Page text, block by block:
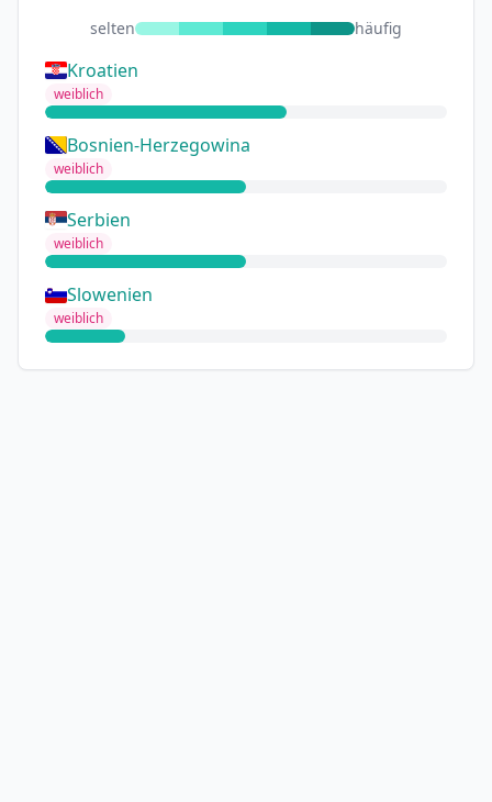
selten häufig
Kroatien
weiblich
Bosnien-Herzegowina
weiblich
Serbien
weiblich
Slowenien
weiblich